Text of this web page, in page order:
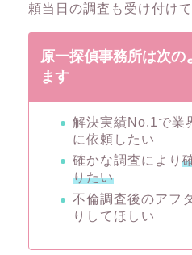
頼当日の調査も受け付けて
原一探偵事務所は次の
ます
解決実績No.1で業
に依頼したい
確かな調査により
りたい
不倫調査後のアフ
りしてほしい